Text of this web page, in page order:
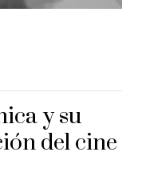
y su
del cine